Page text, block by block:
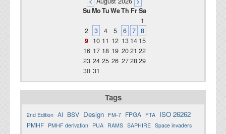
SuMoTuWeTh FrSa
1
2
3 4 5 6 7 8
9 10 11 12 13 14 15
16 17 18 19 2021 22
23 24 25 26 272829
30 31
Tags
2nd Edition AI BSV Design FM-7 FPGA FTA ISO 26262
PMHF PMHF derivation PUA RAMS SAPHIRE Space invaders